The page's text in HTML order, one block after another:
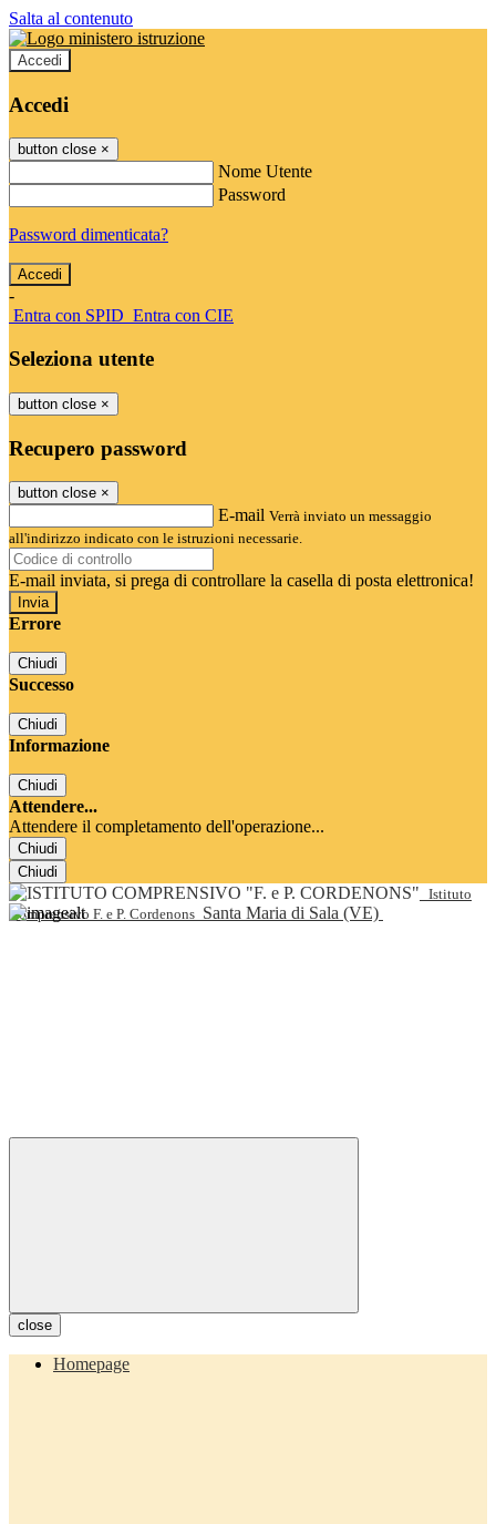
Salta al contenuto
Accedi
Accedi
button close ×
Nome Utente
Password
Password dimenticata?
-
Entra con SPID Entra con CIE
Seleziona utente
button close ×
Recupero password
button close ×
E-mail Verrà inviato un messaggio
all'indirizzo indicato con le istruzioni necessarie.
E-mail inviata, si prega di controllare la casella di posta elettronica!
Errore
Chiudi
Successo
Chiudi
Informazione
Chiudi
Attendere...
Attendere il completamento dell'operazione...
Chiudi
Chiudi
Istituto
Comprensivo F. e P. Cordenons Santa Maria di Sala (VE)
close
Homepage